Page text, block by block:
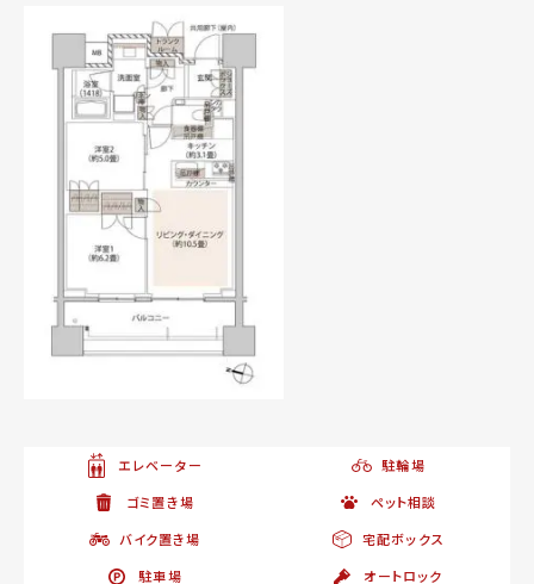
エレベーター
駐輪場
ゴミ置き場
ペット相談
バイク置き場
宅配ボックス
駐車場
オートロック